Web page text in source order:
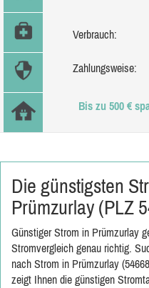
Verbrauch:
Zahlungsweise:
Bis zu 500 €
Die günstigsten
Prümzurlay (PLZ
Günstiger Strom in Prümzurlay
Stromvergleich genau richtig.
nach Strom in Prümzurlay
zeigt Ihnen die günstigen